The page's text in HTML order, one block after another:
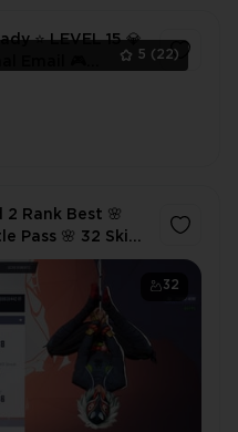
5 (22)
⭐️ LEVEL 15 💎
Email 🎮
32
Rank Best 🌸
Pass 🌸 32 Skins
Fantastic